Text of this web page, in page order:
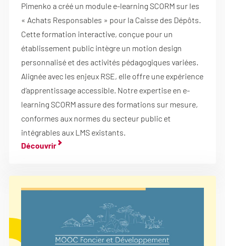
Pimenko a créé un module e-learning SCORM sur les
« Achats Responsables » pour la Caisse des Dépôts.
Cette formation interactive, conçue pour un
établissement public intègre un motion design
personnalisé et des activités pédagogiques variées.
Alignée avec les enjeux RSE, elle offre une expérience
d’apprentissage accessible. Notre expertise en e-
learning SCORM assure des formations sur mesure,
conformes aux normes du secteur public et
intégrables aux LMS existants.
Découvrir